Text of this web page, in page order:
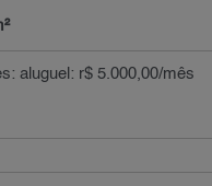
aluguel: r$ 5.000,00/mês